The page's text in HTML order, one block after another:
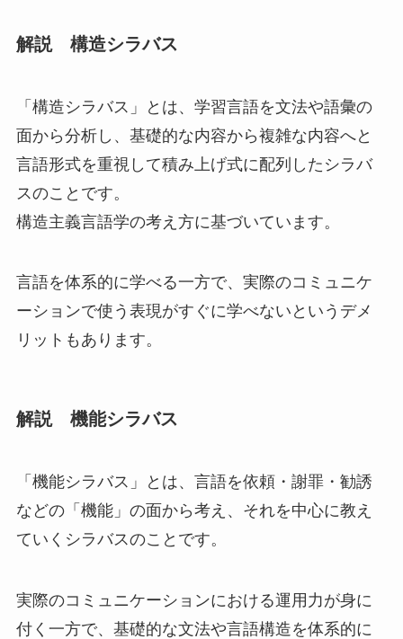
解説 構造シラバス
「構造シラバス」 とは、 学習言語を文法や語彙の
面から分析し、基礎的な内容から複雑な内容へと
言語形式を重視して積み上げ式に配列したシラバ
スのことです。
構造主義言語学の考え方に基づいています。
言語を体系的に学べる一方で、実際のコミュニケ
ーションで使う表現がすぐに学べないというデメ
リットもあります。
解説 機能シラバス
「機能シラバス」 とは、 言語を依頼・謝罪・勧誘
などの「機能」の面から考え、それを中心に教え
ていくシラバスのことです。
実際のコミュニケーションにおける運用力が身に
付く一方で、基礎的な文法や言語構造を体系的に